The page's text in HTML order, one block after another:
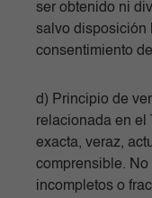
ser obtenido ni
salvo disposición
consentimiento
d) Principio de
relacionada en el
exacta, veraz,
comprensible.
incompletos o